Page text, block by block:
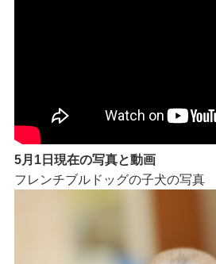
5月1日現在の写真と動画
フレンチブルドッグの子犬の写真